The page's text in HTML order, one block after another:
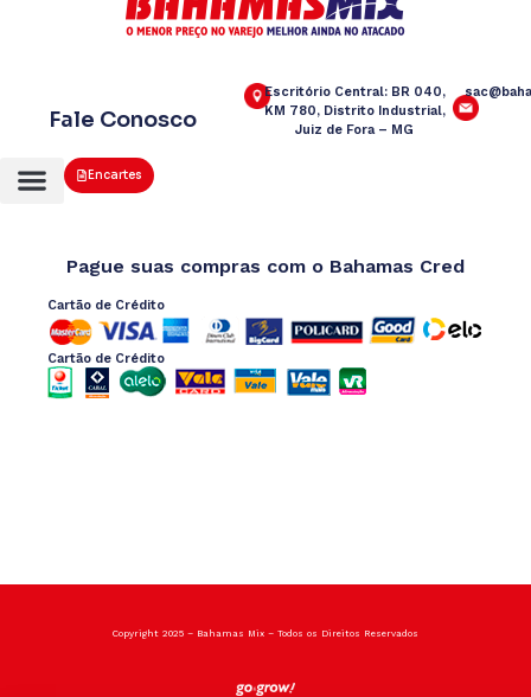
Confirmar
Encartes
Fale Conosco
Escritório Central: BR 040,
KM 780, Distrito Industrial,
Juiz de Fora – MG
Pague suas compras com o Bahamas Cred
Cartão de Crédito
Cartão de Crédito
Copyright 2025 – Bahamas Mix – Todos os Direitos Reservados